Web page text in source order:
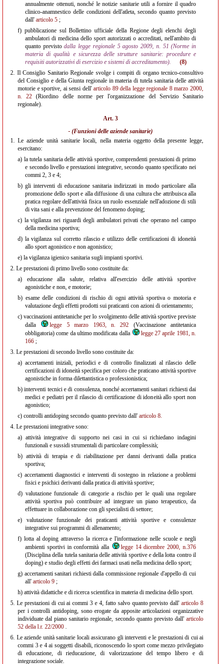
annualmente ottenuti, nonché le notizie sanitarie utili a fornire il quadro
clinico-anamnestico delle condizioni dell'atleta, secondo quanto previsto
dall' articolo 5 ;
f) pubblicazione sul Bollettino ufficiale della Regione degli elenchi degli
ambulatori di medicina dello sport autorizzati o accreditati, nell'ambito di
quanto previstodalla legge regionale 5 agosto 2009, n. 51 (Norme in
materia di qualità e sicurezza delle strutture sanitarie: procedure e
requisiti autorizzativi di esercizio e sistemi di accreditamento).
(8)
2. Il Consiglio Sanitario Regionale svolge i compiti di organo tecnico-consultivo
del Consiglio e della Giunta regionale in materia di tutela sanitaria delle attività
motorie e sportive, ai sensi dell'articolo 89 della legge regionale 8 marzo 2000,
n. 22 (Riordino delle norme per l'organizzazione del Servizio Sanitario
regionale).
Art. 3
- (Funzioni delle aziende sanitarie)
1.Le aziende unità sanitarie locali, nella materia oggetto della presente legge,
esercitano:
a) la tutela sanitaria delle attività sportive, comprendenti prestazioni di primo
e secondo livello e prestazioni integrative, secondo quanto specificato nei
commi 2, 3 e 4;
b) gli interventi di educazione sanitaria indirizzati in modo particolare alla
promozione dello sport e alla diffusione di una cultura che attribuisca alla
pratica regolare dell'attività fisica un ruolo essenziale nell'adozione di stili
di vita sani e alla prevenzione del fenomeno doping;
c) la vigilanza nei riguardi degli ambulatori privati che operano nel campo
della medicina sportiva;
d) la vigilanza sul corretto rilascio e utilizzo delle certificazioni di idoneità
allo sport agonistico e non agonistico;
e) la vigilanza igienico sanitaria sugli impianti sportivi.
2. Le prestazioni di primo livello sono costituite da:
a) educazione alla salute, relativa all'esercizio delle attività sportive
agonistiche e non, e motorie;
b) esame delle condizioni di rischio di ogni attività sportiva o motoria e
valutazione degli effetti prodotti sui praticanti con azioni di orientamento;
c)vaccinazioni antitetaniche per lo svolgimento delle attività sportive previste
dalla
legge 5 marzo 1963, n. 292 (Vaccinazione antitetanica
obbligatoria) come da ultimo modificata dalla
legge 27 aprile 1981, n.
166 ;
3. Le prestazioni di secondo livello sono costituite da:
a) accertamenti iniziali, periodici e di controllo finalizzati al rilascio delle
certificazioni di idoneità specifica per coloro che praticano attività sportive
agonistiche in forma dilettantistica o professionistica;
b) interventi tecnici e di consulenza, nonché accertamenti sanitari richiesti dai
medici e pediatri per il rilascio di certificazione di idoneità allo sport non
agonistico;
c) controlli antidoping secondo quanto previsto dall' articolo 8.
4. Le prestazioni integrative sono:
a) attività integrative di supporto nei casi in cui si richiedano indagini
funzionali e sussidi strumentali di particolare complessità;
b) attività di terapia e di riabilitazione per danni derivanti dalla pratica
sportiva;
c) accertamenti diagnostici e interventi di sostegno in relazione a problemi
fisici e psichici derivanti dalla pratica di attività sportive;
d) valutazione funzionale di categorie a rischio per le quali una regolare
attività sportiva può contribuire ad integrare un piano terapeutico, da
effettuare in collaborazione con gli specialisti di settore;
e) valutazione funzionale dei praticanti attività sportive e consulenze
integrative sui programmi di allenamento;
f) lotta al doping attraverso la ricerca e l'informazione nelle scuole e negli
ambienti sportivi in conformità alla
legge 14 dicembre 2000, n.376
(Disciplina della tutela sanitaria delle attività sportive e della lotta contro il
doping) e studio degli effetti dei farmaci usati nella medicina dello sport;
g) accertamenti sanitari richiesti dalla commissione regionale d'appello di cui
all' articolo 9 ;
h) attività didattiche e di ricerca scientifica in materia di medicina dello sport.
5. Le prestazioni di cui ai commi 3 e 4, fatto salvo quanto previsto dall'articolo 8
per i controlli antidoping, sono erogate da apposite articolazioni organizzative
individuate dal piano sanitario regionale, secondo quanto previsto dall' articolo
52 della l.r. 22/2000 .
6. Le aziende unità sanitarie locali assicurano gli interventi e le prestazioni di cui ai
commi 3 e 4 ai soggetti disabili, riconoscendo lo sport come mezzo privilegiato
di educazione, di rieducazione, di valorizzazione del tempo libero e di
integrazione sociale.